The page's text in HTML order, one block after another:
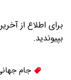
برای اطلاع از
بپیوندید.
جام